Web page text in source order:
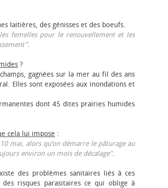
laitières, des génisses et des bœufs.
femelles pour le renouvellement et les
?
gagnées sur la mer au fil des ans
Elles sont exposées aux inondations et
dont 45 dites prairies humides
cela lui impose :
mai, alors qu’on démarre le pâturage au
environ un mois de décalage".
des problèmes sanitaires liés à ces
risques parasitaires ce qui oblige à